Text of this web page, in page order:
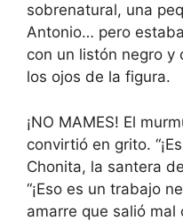
sobrenatural, una
Antonio… pero
con un listón negro y
los ojos de la figura.
¡NO MAMES! El
convirtió en grito.
Chonita, la santera
“¡Eso es un trabajo
amarre que salió mal